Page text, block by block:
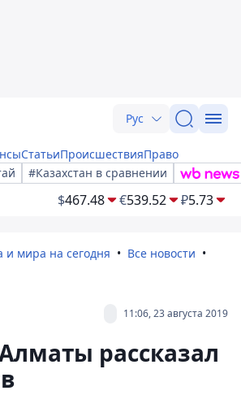
Рус
СтатьиПроисшествияПраво
#Казахстан в сравнении
$467.48 €539.52 ₽5.73
и мира на сегодня
Все новости
11:06, 23 августа 2019
рассказал